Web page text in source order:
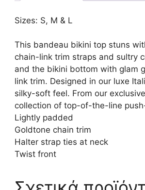
Sizes: S, M & L
This bandeau bikini top stuns
chain-link trim straps and sultry
and the bikini bottom with glam
link trim. Designed in our luxe
silky-soft feel. From our
collection of top-of-the-line
Lightly padded
Goldtone chain trim
Halter strap ties at neck
Twist front